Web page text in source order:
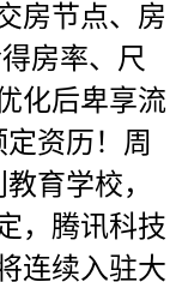
房节点、房
房率、尺
化后卑享流
资历！周
育学校，
，腾讯科技
连续入驻大